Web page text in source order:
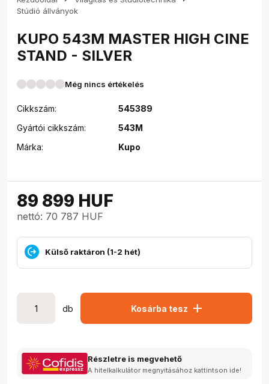
Stúdió állványok
KUPO 543M MASTER HIGH CINE
STAND - SILVER
Még nincs értékelés
Cikkszám:
545389
Gyártói cikkszám:
543M
Márka:
Kupo
89 899 HUF
nettó: 70 787 HUF
Külső raktáron (1-2 hét)
db Kosárba tesz add
Részletre is megvehető
A hitelkalkulátor megnyitásához kattintson ide!